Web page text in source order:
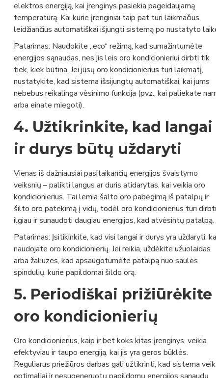
elektros energiją, kai įrenginys pasiekia pageidaujamą
temperatūrą. Kai kurie įrenginiai taip pat turi laikmačius,
leidžiančius automatiškai išjungti sistemą po nustatyto laiko.
Patarimas: Naudokite „eco“ režimą, kad sumažintumėte
energijos sąnaudas, nes jis leis oro kondicionieriui dirbti tik
tiek, kiek būtina. Jei jūsų oro kondicionierius turi laikmatį,
nustatykite, kad sistema išsijungtų automatiškai, kai jums
nebebus reikalinga vėsinimo funkcija (pvz., kai paliekate
arba einate miegoti).
4. Užtikrinkite, kad langai
ir durys būtų uždaryti
Vienas iš dažniausiai pasitaikančių energijos švaistymo
veiksnių – palikti langus ar duris atidarytas, kai veikia oro
kondicionierius. Tai lemia šalto oro pabėgimą iš patalpų ir
šilto oro patekimą į vidų, todėl oro kondicionierius turi dirbti
ilgiau ir sunaudoti daugiau energijos, kad atvėsintų patalpą.
Patarimas: Įsitikinkite, kad visi langai ir durys yra uždaryti, kai
naudojate oro kondicionierių. Jei reikia, uždėkite užuolaidas
arba žaliuzes, kad apsaugotumėte patalpą nuo saulės
spindulių, kurie papildomai šildo orą.
5. Periodiškai prižiūrėkite
oro kondicionierių
Oro kondicionierius, kaip ir bet koks kitas įrenginys, veikia
efektyviau ir taupo energiją, kai jis yra geros būklės.
Reguliarus priežiūros darbas gali užtikrinti, kad sistema